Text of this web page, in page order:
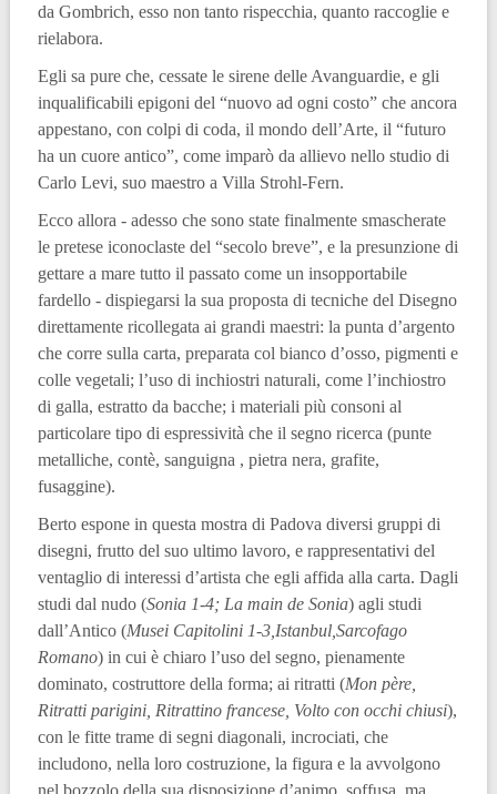
da Gombrich, esso non tanto rispecchia, quanto raccoglie e
rielabora.
Egli sa pure che, cessate le sirene delle Avanguardie, e gli
inqualificabili epigoni del “nuovo ad ogni costo” che ancora
appestano, con colpi di coda, il mondo dell’Arte, il “futuro
ha un cuore antico”, come imparò da allievo nello studio di
Carlo Levi, suo maestro a Villa Strohl-Fern.
Ecco allora - adesso che sono state finalmente smascherate
le pretese iconoclaste del “secolo breve”, e la presunzione di
gettare a mare tutto il passato come un insopportabile
fardello - dispiegarsi la sua proposta di tecniche del Disegno
direttamente ricollegata ai grandi maestri: la punta d’argento
che corre sulla carta, preparata col bianco d’osso, pigmenti e
colle vegetali; l’uso di inchiostri naturali, come l’inchiostro
di galla, estratto da bacche; i materiali più consoni al
particolare tipo di espressività che il segno ricerca (punte
metalliche, contè, sanguigna , pietra nera, grafite,
fusaggine).
Berto espone in questa mostra di Padova diversi gruppi di
disegni, frutto del suo ultimo lavoro, e rappresentativi del
ventaglio di interessi d’artista che egli affida alla carta. Dagli
studi dal nudo (Sonia 1-4; La main de Sonia) agli studi
dall’Antico (Musei Capitolini 1-3,Istanbul,Sarcofago
Romano) in cui è chiaro l’uso del segno, pienamente
dominato, costruttore della forma; ai ritratti (Mon père,
Ritratti parigini, Ritrattino francese, Volto con occhi chiusi),
con le fitte trame di segni diagonali, incrociati, che
includono, nella loro costruzione, la figura e la avvolgono
nel bozzolo della sua disposizione d’animo, soffusa, ma